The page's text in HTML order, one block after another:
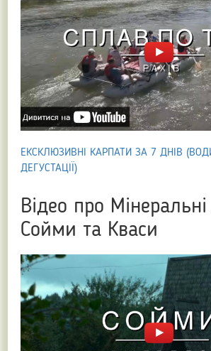
ЕКСКЛЮЗИВНІ КАРПАТИ ЗА 7 ДНІВ
ДЕГУСТАЦІЇ)
Відео про
Сойми та Кваси